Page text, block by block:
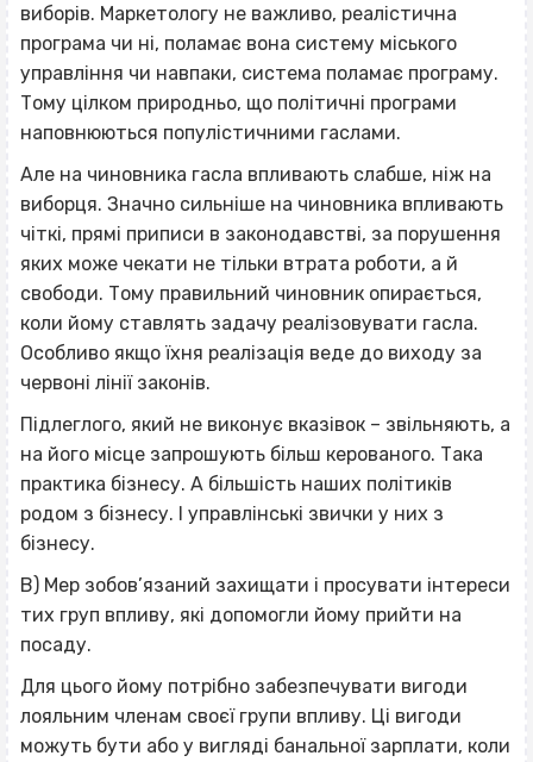
виборів. Маркетологу не важливо, реалістична
програма чи ні, поламає вона систему міського
управління чи навпаки, система поламає програму.
Тому цілком природньо, що політичні програми
наповнюються популістичними гаслами.
Але на чиновника гасла впливають слабше, ніж на
виборця. Значно сильніше на чиновника впливають
чіткі, прямі приписи в законодавстві, за порушення
яких може чекати не тільки втрата роботи, а й
свободи. Тому правильний чиновник опирається,
коли йому ставлять задачу реалізовувати гасла.
Особливо якщо їхня реалізація веде до виходу за
червоні лінії законів.
Підлеглого, який не виконує вказівок – звільняють, а
на його місце запрошують більш керованого. Така
практика бізнесу. А більшість наших політиків
родом з бізнесу. І управлінські звички у них з
бізнесу.
В) Мер зобов’язаний захищати і просувати інтереси
тих груп впливу, які допомогли йому прийти на
посаду.
Для цього йому потрібно забезпечувати вигоди
лояльним членам своєї групи впливу. Ці вигоди
можуть бути або у вигляді банальної зарплати, коли